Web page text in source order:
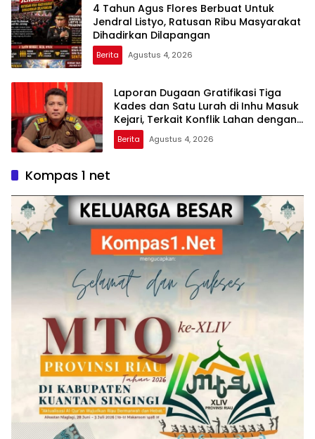
4 Tahun Agus Flores Berbuat Untuk
Jendral Listyo, Ratusan Ribu Masyarakat
Dihadirkan Dilapangan
Berita Agustus 4, 2026
Laporan Dugaan Gratifikasi Tiga
Kades dan Satu Lurah di Inhu Masuk
Kejari, Terkait Konflik Lahan dengan
PT SBP
Berita Agustus 4, 2026
Kompas 1 net